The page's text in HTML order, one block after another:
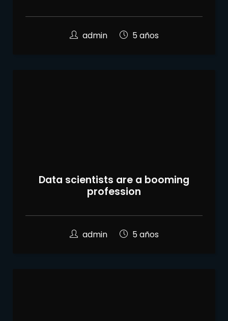
admin 5 años
Data scientists are a booming
profession
admin 5 años